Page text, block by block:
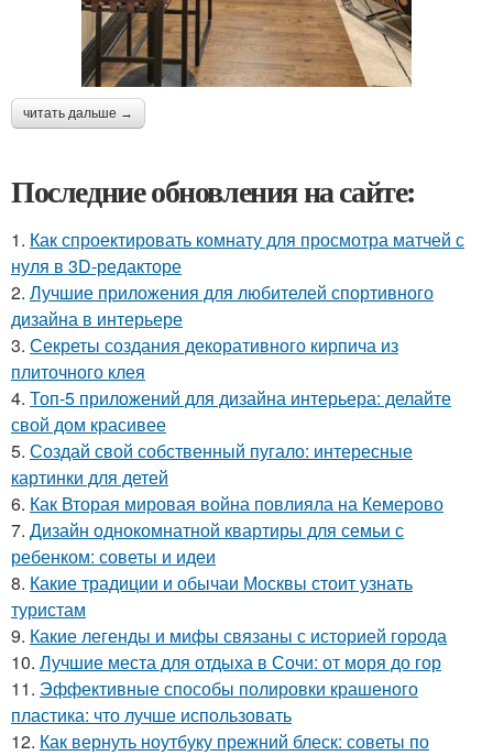
читать дальше →
Последние обновления на сайте:
1. Как спроектировать комнату для просмотра матчей с
нуля в 3D-редакторе
2. Лучшие приложения для любителей спортивного
дизайна в интерьере
3. Секреты создания декоративного кирпича из
плиточного клея
4. Топ-5 приложений для дизайна интерьера: делайте
свой дом красивее
5. Создай свой собственный пугало: интересные
картинки для детей
6. Как Вторая мировая война повлияла на Кемерово
7. Дизайн однокомнатной квартиры для семьи с
ребенком: советы и идеи
8. Какие традиции и обычаи Москвы стоит узнать
туристам
9. Какие легенды и мифы связаны с историей города
10. Лучшие места для отдыха в Сочи: от моря до гор
11. Эффективные способы полировки крашеного
пластика: что лучше использовать
12. Как вернуть ноутбуку прежний блеск: советы по